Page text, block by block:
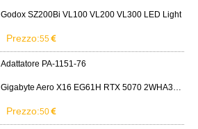
Godox SZ200Bi VL100 VL200 VL300 LED Light
Prezzo:55
Adattatore PA-1151-76
Gigabyte Aero X16 EG61H RTX 5070 2WHA3USC64AH LITEON PA-1151-76 150W adapter
Prezzo:50